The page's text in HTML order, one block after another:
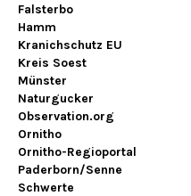
Falsterbo
Hamm
Kranichschutz EU
Kreis Soest
Münster
Naturgucker
Observation.org
Ornitho
Ornitho-Regioportal
Paderborn/Senne
Schwerte